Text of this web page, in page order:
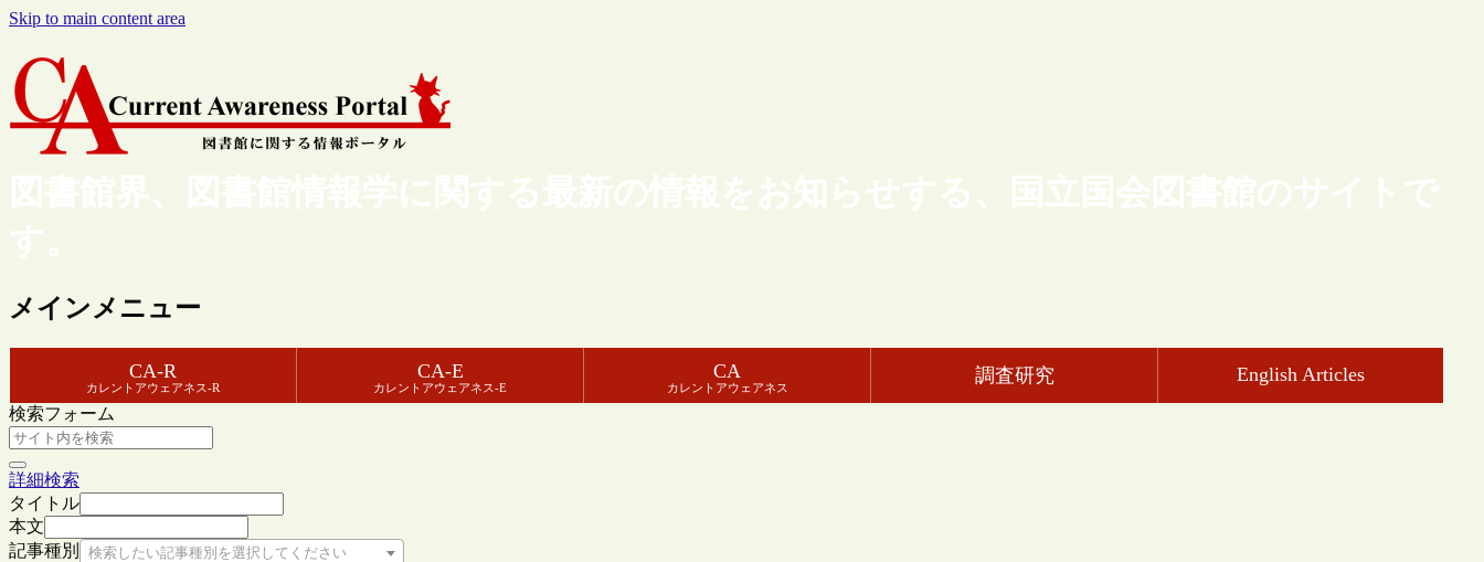
Skip to main content area
図書館界、図書館情報学に関する最新の情報をお知らせする、国立国会図書館のサイトで
す。
メインメニュー
CA-R
カレントアウェアネス-R
CA-E
カレントアウェアネス-E
CA
カレントアウェアネス
調査研究 English Articles
検索フォーム
詳細検索
タイトル
本文
記事種別
検索したい記事種別を選択してください